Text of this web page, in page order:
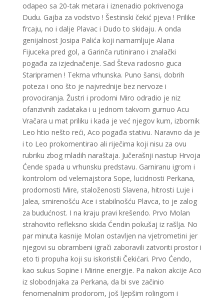
odapeo sa 20-tak metara i iznenadio pokrivenoga
Dudu. Gajba za vodstvo ! Šestinski čekić pjeva ! Prilike
frcaju, no i dalje Plavac i Dudo to skidaju. A onda
genijalnost Josipa Palića koji namamljuje Alana
Fijuceka pred gol, a Garinča rutinirano i znalački
pogađa za izjednačenje. Sad Števa radosno guca
Staripramen ! Tekma vrhunska. Puno šansi, dobrih
poteza i ono što je najvrednije bez nervoze i
provociranja. Žustri i prodorni Miro odradio je niz
ofanzivnih zadataka i u jednom takvom gurnuo Acu
Vračara u mat priliku i kada je već njegov kum, izbornik
Leo htio nešto reći, Aco pogađa stativu. Naravno da je
i to Leo prokomentirao ali riječima koji nisu za ovu
rubriku zbog mladih naraštaja. Jučerašnji nastup Hrvoja
Ćende spada u vrhunsku predstavu. Garniranu igrom i
kontrolom od velemajstora Sope, lucidnosti Perkana,
prodornosti Mire, staloženosti Slavena, hitrosti Luje i
Jalea, smirenošću Ace i stabilnošću Plavca, to je zalog
za budućnost. I na kraju pravi krešendo. Prvo Molan
strahovito refleksno skida Ćendin pokušaj iz rašlja. No
par minuta kasnije Molan ostavljen na vjetrometini jer
njegovi su obrambeni igrači zaboravili zatvoriti prostor i
eto ti propuha koji su iskoristili Čekićari. Prvo Ćendo,
kao sukus Sopine i Mirine energije. Pa nakon akcije Aco
iz slobodnjaka za Perkana, da bi sve začinio
fenomenalnim prodorom, još ljepšim rolingom i